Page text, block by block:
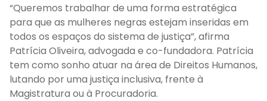
“Queremos trabalhar de uma forma estratégica
para que as mulheres negras estejam inseridas em
todos os espaços do sistema de justiça”, afirma
Patrícia Oliveira, advogada e co-fundadora. Patrícia
tem como sonho atuar na área de Direitos Humanos,
lutando por uma justiça inclusiva, frente à
Magistratura ou à Procuradoria.